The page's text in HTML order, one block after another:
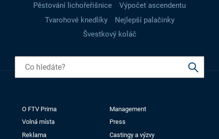
Pěstování lichořeřišnice
Výpočet ascendentu
Tvarohové knedlíky
Nejlepší palačinky
Švestkový koláč
O FTV Prima
Management
Volná místa
Press
Reklama
Castingy a výzvy